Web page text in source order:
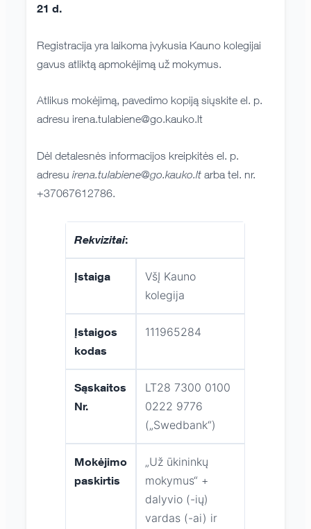
21 d.
Registracija yra laikoma įvykusia Kauno kolegijai
gavus atliktą apmokėjimą už mokymus.
Atlikus mokėjimą, pavedimo kopiją siųskite el. p.
adresu irena.tulabiene@go.kauko.lt
Dėl detalesnės informacijos kreipkitės el. p.
adresuirena.tulabiene@go.kauko.lt arba tel. nr.
+37067612786.
Rekvizitai:
Įstaiga
VšĮ Kauno
kolegija
Įstaigos
kodas
111965284
Sąskaitos
Nr.
LT28 7300 0100
0222 9776
(„Swedbank“)
Mokėjimo
paskirtis
„Už ūkininkų
mokymus“ +
dalyvio (-ių)
vardas (-ai) ir